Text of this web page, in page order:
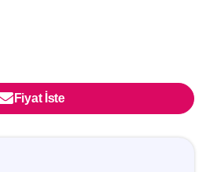
Fiyat İste